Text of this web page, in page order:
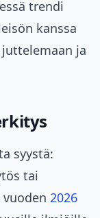
trendi
kanssa
ja
syystä:
tai
2026